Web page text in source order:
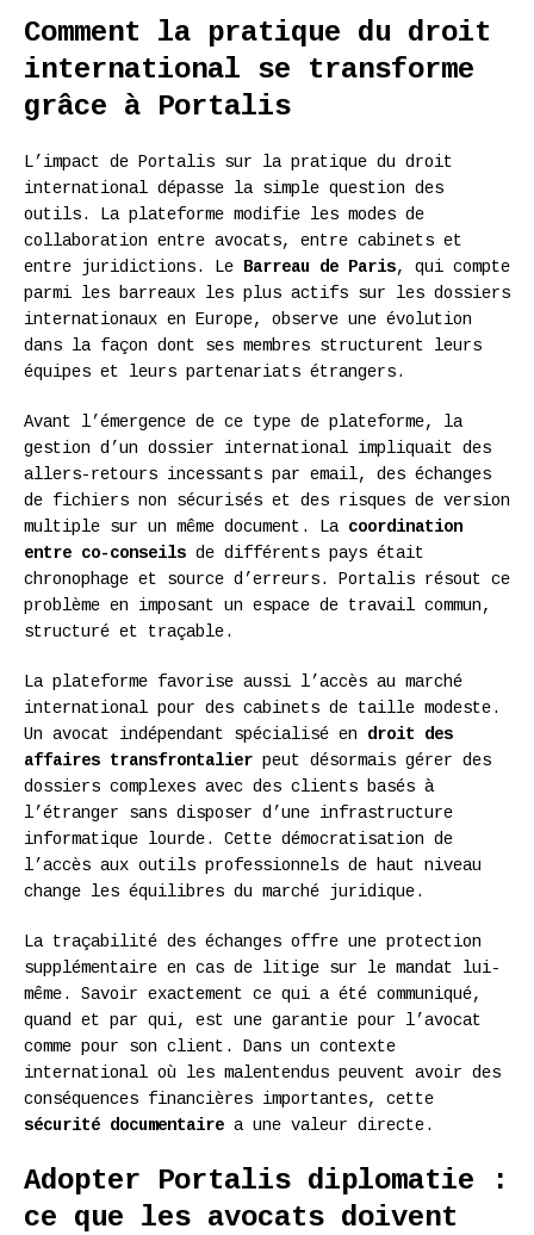
Comment la pratique du droit
international se transforme
grâce à Portalis
L’impact de Portalis sur la pratique du droit
international dépasse la simple question des
outils. La plateforme modifie les modes de
collaboration entre avocats, entre cabinets et
entre juridictions. Le
Barreau de Paris, qui compte
parmi les barreaux les plus actifs sur les dossiers
internationaux en Europe, observe une évolution
dans la façon dont ses membres structurent leurs
équipes et leurs partenariats étrangers.
Avant l’émergence de ce type de plateforme, la
gestion d’un dossier international impliquait des
allers-retours incessants par email, des échanges
de fichiers non sécurisés et des risques de version
multiple sur un même document. La coordination
entre co-conseils de différents pays était
chronophage et source d’erreurs. Portalis résout ce
problème en imposant un espace de travail commun,
structuré et traçable.
La plateforme favorise aussi l’accès au marché
international pour des cabinets de taille modeste.
Un avocat indépendant spécialisé en droit des
affaires transfrontalier peut désormais gérer des
dossiers complexes avec des clients basés à
l’étranger sans disposer d’une infrastructure
informatique lourde. Cette démocratisation de
l’accès aux outils professionnels de haut niveau
change les équilibres du marché juridique.
La traçabilité des échanges offre une protection
supplémentaire en cas de litige sur le mandat lui-
même. Savoir exactement ce qui a été communiqué,
quand et par qui, est une garantie pour l’avocat
comme pour son client. Dans un contexte
international où les malentendus peuvent avoir des
conséquences financières importantes, cette
sécurité documentaire a une valeur directe.
Adopter Portalis diplomatie :
ce que les avocats doivent